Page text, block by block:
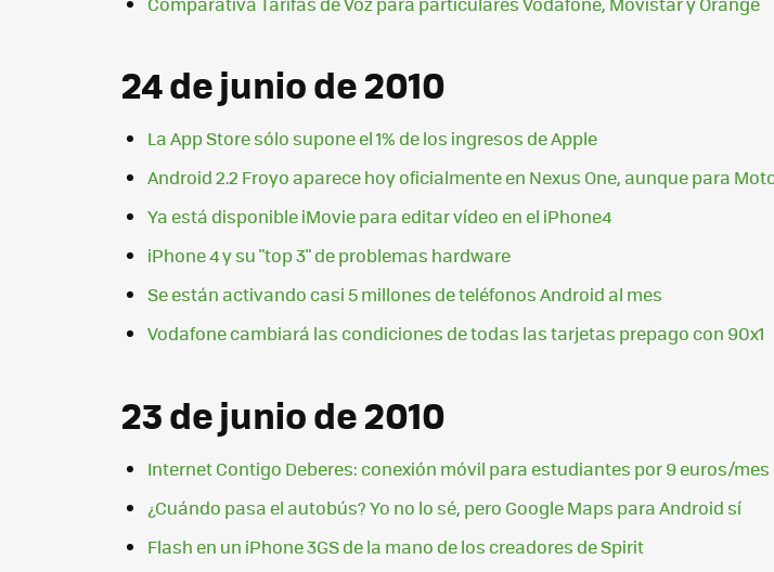
24 de junio de 2010
La App Store sólo supone el 1% de los ingresos de Apple
Android 2.2 Froyo aparece hoy oficialmente en Nexus One, aunque para
Ya está disponible iMovie para editar vídeo en el iPhone4
iPhone 4 y su "top 3" de problemas hardware
Se están activando casi 5 millones de teléfonos Android al mes
Vodafone cambiará las condiciones de todas las tarjetas prepago con 90x1
23 de junio de 2010
Internet Contigo Deberes: conexión móvil para estudiantes por 9 euros/
¿Cuándo pasa el autobús? Yo no lo sé, pero Google Maps para Android sí
Flash en un iPhone 3GS de la mano de los creadores de Spirit